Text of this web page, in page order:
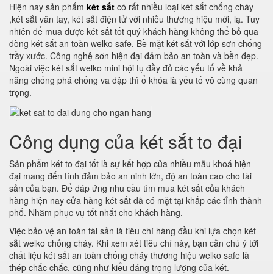
Hiện nay sản phẩm két sắt có rất nhiều loại két sắt chống cháy
,két sắt vân tay, két sắt điện tử với nhiều thương hiệu mới, lạ. Tuy
nhiên để mua được két sắt tốt quý khách hàng không thể bỏ qua
dòng két sắt an toàn welko safe. Bề mặt két sắt với lớp sơn chống
trầy xước. Công nghệ sơn hiện đại đảm bảo an toàn và bền đẹp.
Ngoài việc két sắt welko mini hội tụ đầy đủ các yếu tố về khả
năng chống phá chống va đập thì ổ khóa là yếu tố vô cùng quan
trọng.
Công dụng của két sắt to đại
Sản phẩm két to đại tốt là sự kết hợp của nhiều mẫu khoá hiện
đại mang đến tính đảm bảo an ninh lớn, độ an toàn cao cho tài
sản của bạn. Để đáp ứng nhu cầu tìm mua két sắt của khách
hàng hiện nay cửa hàng két sắt đã có mặt tại khắp các tỉnh thành
phố. Nhằm phục vụ tốt nhất cho khách hàng.
Việc bảo vệ an toàn tài sản là tiêu chí hàng đầu khi lựa chọn két
sắt welko chống cháy. Khi xem xét tiêu chí này, bạn cần chú ý tới
chất liệu két sắt an toàn chống cháy thương hiệu welko safe là
thép chắc chắc, cũng như kiểu dáng trọng lượng của két.